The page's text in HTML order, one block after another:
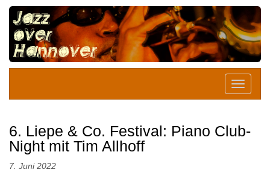
6. Liepe & Co. Festival: Piano Club-
Night mit Tim Allhoff
7. Juni 2022